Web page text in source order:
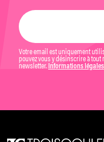
Votre email est uniquement
pouvez vous y désinscrire à
newsletter. Informations légales